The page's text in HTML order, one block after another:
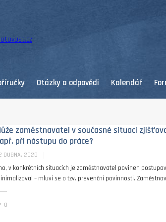
Otázky a odpovědi Kalendář
zaměstnavatel v současné situaci
při nástupu do práce?
DUBNA, 2020
v konkrétních situacích je zaměstnavatel povinen
– mluví se o tzv. prevenční povinnosti.
0